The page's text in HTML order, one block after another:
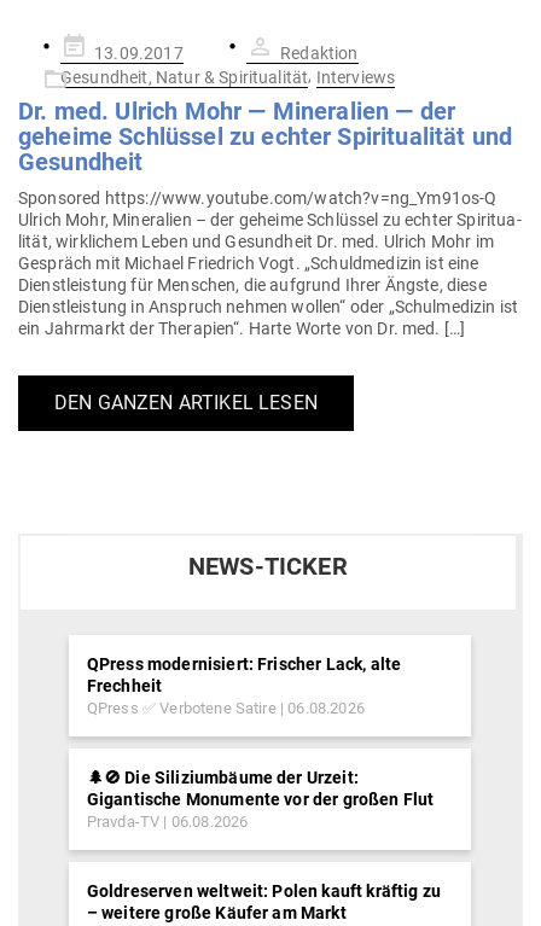
Gepostet
am
13.09.2017
Redaktion
Gesundheit, Natur & Spiritualität, Interviews
Dr. med. Ulrich Mohr — Mine­ralien — der
geheime Schlüssel zu echter Spi­ri­tua­lität und
Gesundheit
Spon­sored https://www.youtube.com/watch?v=ng_Ym91os‑Q
Ulrich Mohr, Mine­ralien – der geheime Schlüssel zu echter Spi­ri­tua­
lität, wirk­lichem Leben und Gesundheit Dr. med. Ulrich Mohr im
Gespräch mit Michael Friedrich Vogt. „Schuld­me­dizin ist eine
Dienst­leistung für Men­schen, die auf­grund Ihrer Ängste, diese
Dienst­leistung in Anspruch nehmen wollen“ oder „Schul­me­dizin ist
ein Jahr­markt der The­rapien“. Harte Worte von Dr. med. […]
DEN GANZEN ARTIKEL LESEN
NEWS-TICKER
QPress modernisiert: Frischer Lack, alte
Frechheit
QPress ✅ Verbotene Satire 06.08.2026
🌲🚫 Die Siliziumbäume der Urzeit:
Gigantische Monumente vor der großen Flut
Pravda-TV 06.08.2026
Goldreserven weltweit: Polen kauft kräftig zu
– weitere große Käufer am Markt